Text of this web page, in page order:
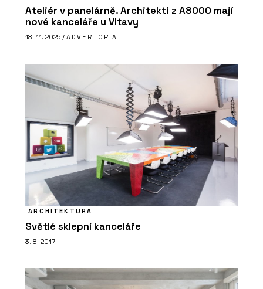
Ateliér v panelárně. Architekti z A8000 mají
nové kanceláře u Vltavy
18. 11. 2025 / ADVERTORIAL
ARCHITEKTURA
Světlé sklepní kanceláře
3. 8. 2017